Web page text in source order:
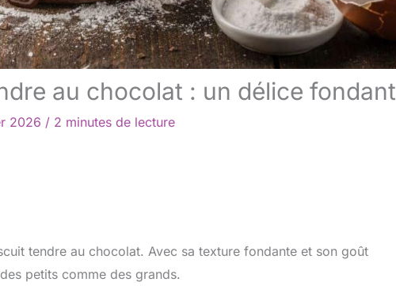
au chocolat : un délice fondant
2026 / 2 minutes de lecture
tendre au chocolat. Avec sa texture fondante et son goût
petits comme des grands.